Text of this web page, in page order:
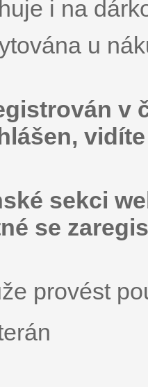
i na
u
v
sekci
se
provést